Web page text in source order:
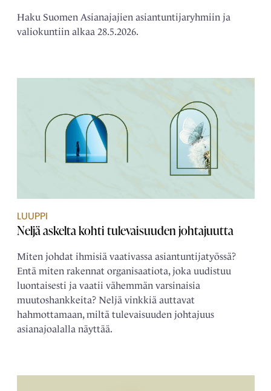
Haku Suomen Asianajajien asiantuntijaryhmiin ja
valiokuntiin alkaa 28.5.2026.
LUUPPI
Neljä askelta kohti tulevaisuuden johtajuutta
Miten johdat ihmisiä vaativassa asiantuntijatyössä?
Entä miten rakennat organisaatiota, joka uudistuu
luontaisesti ja vaatii vähemmän varsinaisia
muutoshankkeita? Neljä vinkkiä auttavat
hahmottamaan, miltä tulevaisuuden johtajuus
asianajoalalla näyttää.